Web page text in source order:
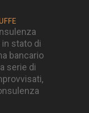
stato di
bancario
serie di